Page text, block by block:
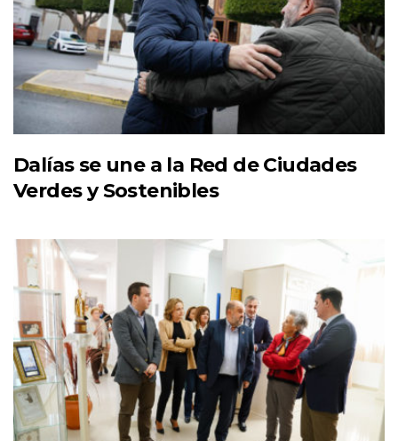
Dalías se une a la Red de Ciudades
Verdes y Sostenibles